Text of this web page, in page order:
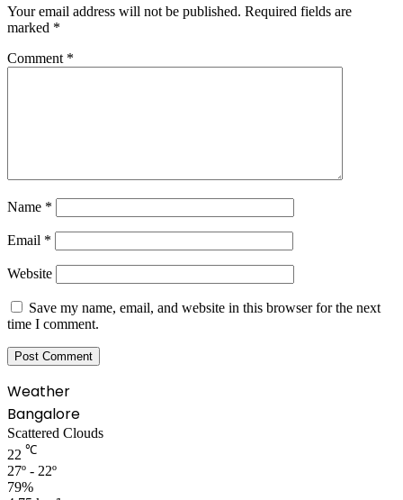
Your email address will not be published. Required fields are
marked *
Comment *
Name *
Email *
Website
Save my name, email, and website in this browser for the next
time I comment.
Weather
Bangalore
Scattered Clouds
22 ℃
27º - 22º
79%